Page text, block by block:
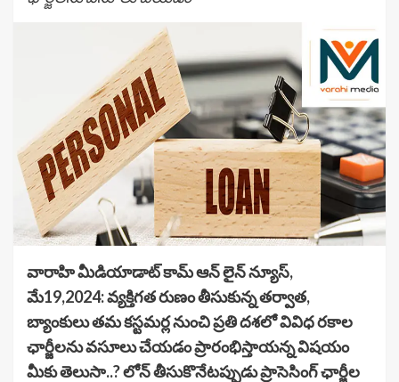
వారాహి మీడియాడాట్ కామ్ ఆన్ లైన్ న్యూస్,
మే19,2024: వ్యక్తిగత రుణం తీసుకున్న తర్వాత,
బ్యాంకులు తమ కస్టమర్ల నుంచి ప్రతి దశలో వివిధ రకాల
ఛార్జీలను వసూలు చేయడం ప్రారంభిస్తాయన్న విషయం
మీకు తెలుసా..? లోన్ తీసుకొనేటప్పుడు ప్రాసెసింగ్ ఛార్జీల